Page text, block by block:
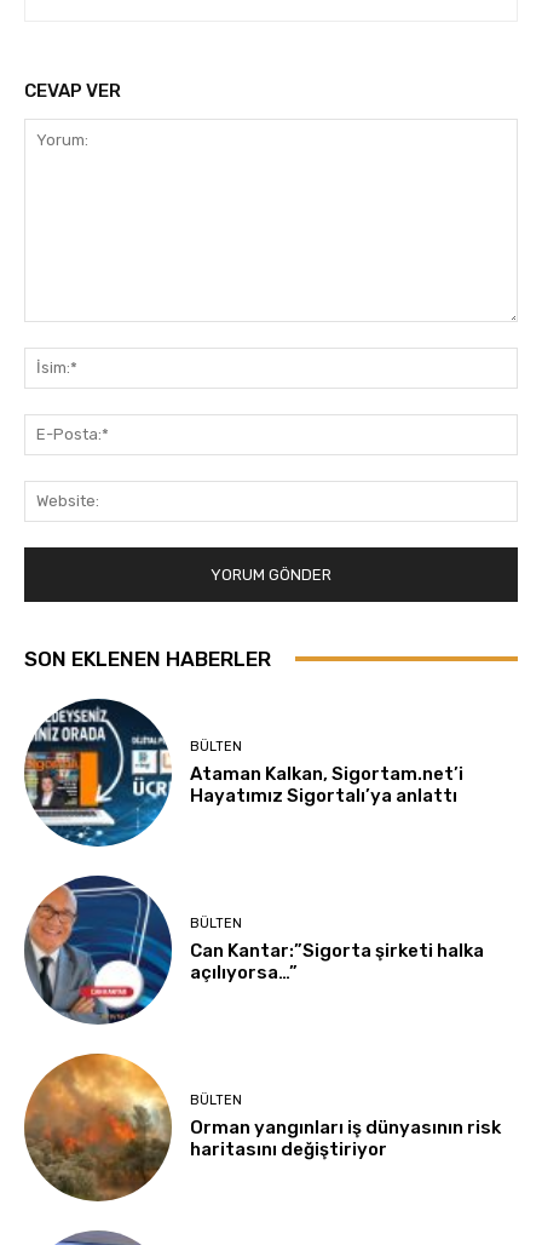
CEVAP VER
SON EKLENEN HABERLER
BÜLTEN
Ataman Kalkan, Sigortam.net’i
Hayatımız Sigortalı’ya anlattı
BÜLTEN
Can Kantar:”Sigorta şirketi halka
açılıyorsa…”
BÜLTEN
Orman yangınları iş dünyasının risk
haritasını değiştiriyor